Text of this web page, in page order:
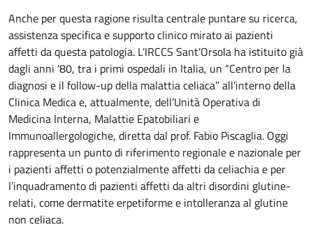
Anche per questa ragione risulta centrale puntare su ricerca,
assistenza specifica e supporto clinico mirato ai pazienti
affetti da questa patologia. L’IRCCS Sant’Orsola ha istituito già
dagli anni '80, tra i primi ospedali in Italia, un “Centro per la
diagnosi e il follow-up della malattia celiaca” all’interno della
Clinica Medica e, attualmente, dell’Unità Operativa di
Medicina Interna, Malattie Epatobiliari e
Immunoallergologiche, diretta dal prof. Fabio Piscaglia. Oggi
rappresenta un punto di riferimento regionale e nazionale per
i pazienti affetti o potenzialmente affetti da celiachia e per
l’inquadramento di pazienti affetti da altri disordini glutine-
relati, come dermatite erpetiforme e intolleranza al glutine
non celiaca.